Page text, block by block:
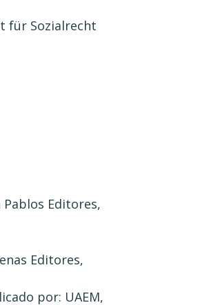
für Sozialrecht
Editores,
Editores,
por: UAEM,